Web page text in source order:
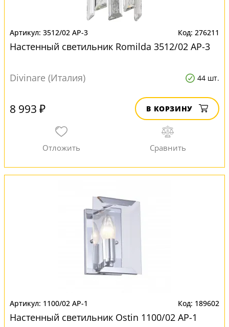
3512/02 AP-3 276211
Настенный светильник Romilda 3512/02 AP-3
Divinare (Италия) 44 шт.
8 993 ₽ В КОРЗИНУ
1100/02 AP-1 189602
Настенный светильник Ostin 1100/02 AP-1